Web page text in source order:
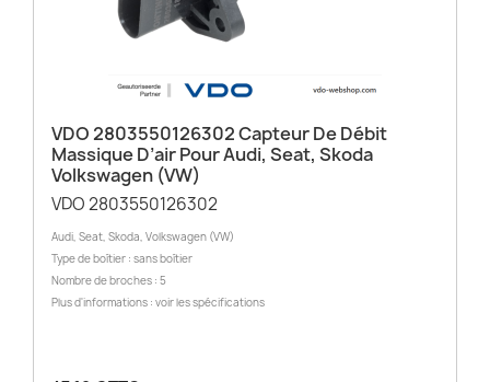
VDO 2803550126302 Capteur De Débit
Massique D’air Pour Audi, Seat, Skoda
Volkswagen (VW)
VDO 2803550126302
Audi, Seat, Skoda, Volkswagen (VW)
Type de boîtier : sans boîtier
Nombre de broches : 5
Plus d'informations : voir les spécifications